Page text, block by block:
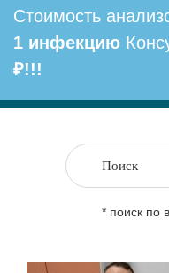
Стоимость
1 инфекцию
₽!!!
* поиск по